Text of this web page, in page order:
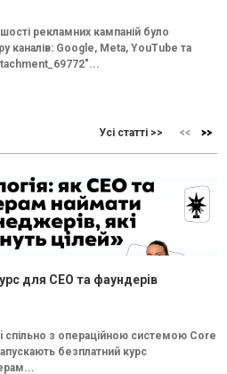
рекламних кампаній було
каналів: Google, Meta, YouTube та
Усі статті >>
для CEO та фаундерів
спільно з операційною системою Core
безплатний курс